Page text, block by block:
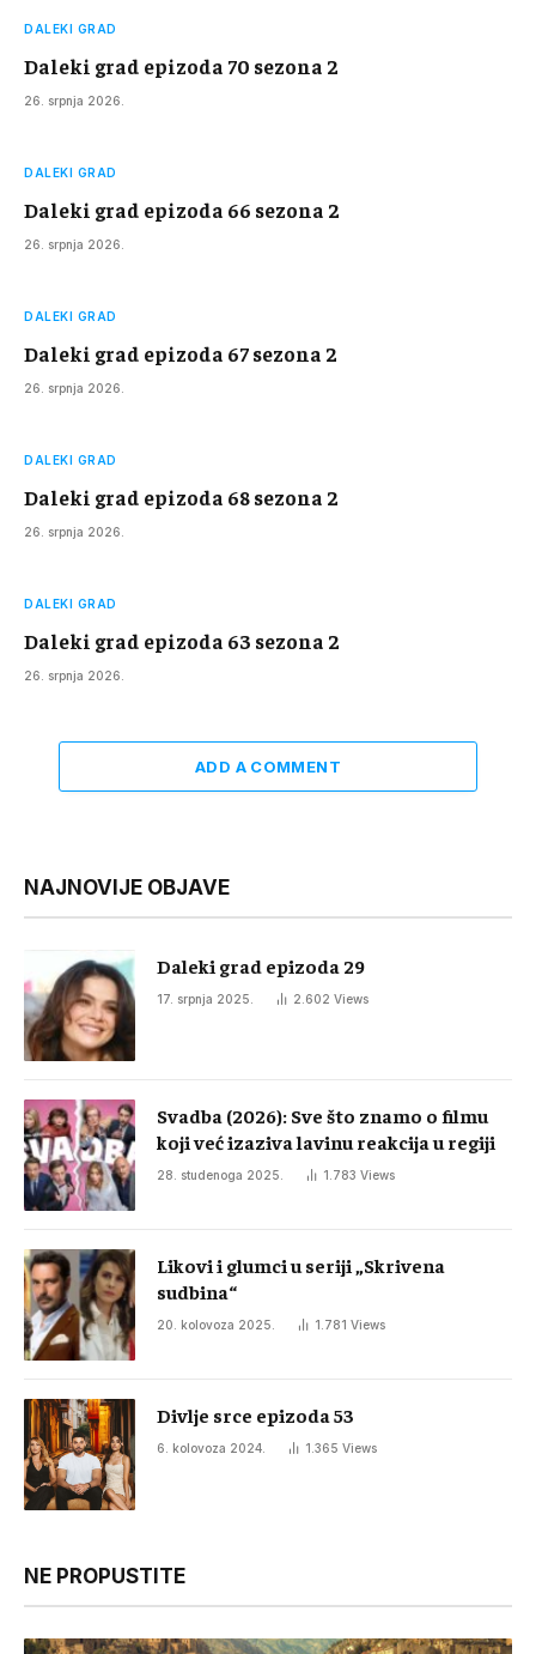
DALEKI GRAD
Daleki grad epizoda 70 sezona 2
26. srpnja 2026.
DALEKI GRAD
Daleki grad epizoda 66 sezona 2
26. srpnja 2026.
DALEKI GRAD
Daleki grad epizoda 67 sezona 2
26. srpnja 2026.
DALEKI GRAD
Daleki grad epizoda 68 sezona 2
26. srpnja 2026.
DALEKI GRAD
Daleki grad epizoda 63 sezona 2
26. srpnja 2026.
ADD A COMMENT
NAJNOVIJE OBJAVE
Daleki grad epizoda 29
17. srpnja 2025. 2.602 Views
Svadba (2026): Sve što znamo o filmu
koji već izaziva lavinu reakcija u regiji
28. studenoga 2025. 1.783 Views
Likovi i glumci u seriji „Skrivena
sudbina“
20. kolovoza 2025. 1.781 Views
Divlje srce epizoda 53
6. kolovoza 2024. 1.365 Views
NE PROPUSTITE